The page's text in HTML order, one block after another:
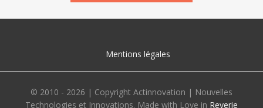
Mentions légales
© 2010 - 2026 | Copyright Actinnovation | Nouvelles
Technologies et Innovations. Made with Love in Reverie